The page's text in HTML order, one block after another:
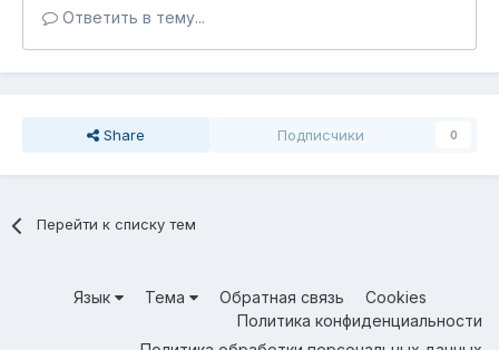
Ответить в тему...
Share Подписчики 0
Перейти к списку тем
Язык Тема Обратная связь
Cookies
Политика конфиденциальности